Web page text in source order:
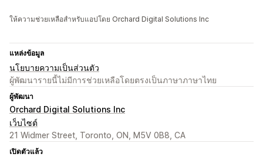
ให้ความช่วยเหลือสำหรับแอปโดย Orchard Digital Solutions Inc
แหล่งข้อมูล
นโยบายความเป็นส่วนตัว
ผู้พัฒนารายนี้ไม่มีการช่วยเหลือโดยตรงเป็นภาษาภาษาไทย
ผู้พัฒนา
Orchard Digital Solutions Inc
เว็บไซต์
21 Widmer Street, Toronto, ON, M5V 0B8, CA
เปิดตัวแล้ว